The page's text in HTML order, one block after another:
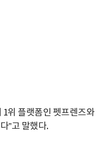
1위 플랫폼인 펫프렌즈와
”고 말했다.